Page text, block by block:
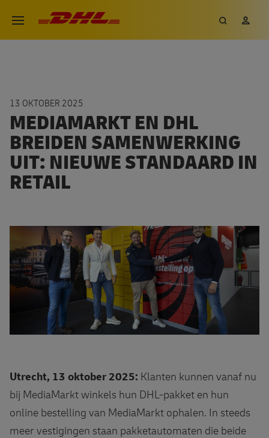
Open menu
DHL eCommerce, ga naar de
Zoeken
13 OKTOBER 2025
MEDIAMARKT EN DHL
BREIDEN SAMENWERKING
UIT: NIEUWE STANDAARD IN
RETAIL
Utrecht, 13 oktober 2025: Klanten kunnen vanaf nu
bij MediaMarkt winkels hun DHL-pakket en hun
online bestelling van MediaMarkt ophalen. In steeds
meer vestigingen staan pakketautomaten die beide